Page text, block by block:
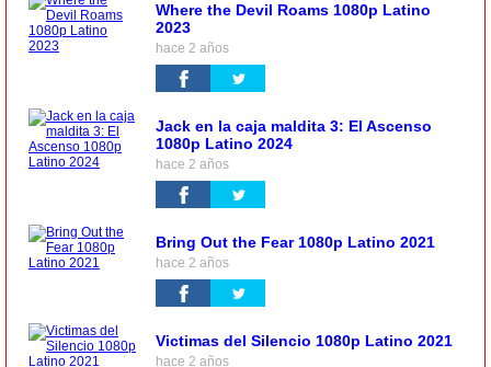
Where the Devil Roams 1080p Latino
2023
hace 2 años
Jack en la caja maldita 3: El Ascenso
1080p Latino 2024
hace 2 años
Bring Out the Fear 1080p Latino 2021
hace 2 años
Victimas del Silencio 1080p Latino 2021
hace 2 años